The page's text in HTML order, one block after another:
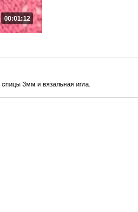
00:01:12
3мм и вязальная игла.